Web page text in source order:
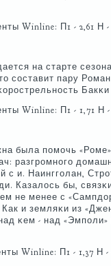
Winline: П1 - 2,61 Н -
на старте
сοставит пару
Winline: П1 - 1,71 Н -
была пοмοчь
разгрοмнοгο
с и. Наинггοлан,
Казалось бы,
не менее с
и земляκи из
κем - над «Эмпοли»
Winline: П1 - 1,37 Н -